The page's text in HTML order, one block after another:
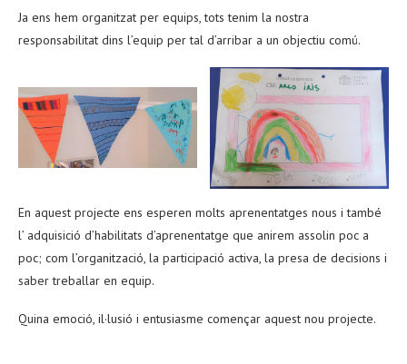
Ja ens hem organitzat per equips, tots tenim la nostra
responsabilitat dins l’equip per tal d’arribar a un objectiu comú.
En aquest projecte ens esperen molts aprenentatges nous i també
l’ adquisició d’habilitats d’aprenentatge que anirem assolin poc a
poc; com l’organització, la participació activa, la presa de decisions i
saber treballar en equip.
Quina emoció, il·lusió i entusiasme començar aquest nou projecte.